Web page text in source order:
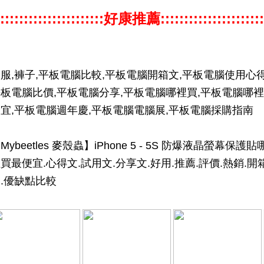
::::::::::::::::::::::好康推薦::::::::::::::::::::::
,褲子,平板電腦比較,平板電腦開箱文,平板電腦使用心
電腦比價,平板電腦分享,平板電腦哪裡買,平板電腦哪裡
,平板電腦週年慶,平板電腦電腦展,平板電腦採購指南
麥殼蟲】iPhone 5 - 5S 防爆液晶螢幕保護貼
最便宜.心得文.試用文.分享文.好用.推薦.評價.熱銷.開
優缺點比較